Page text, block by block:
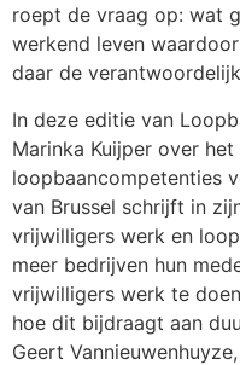
roept de vraag op: wat
werkend leven
daar de
In deze editie van
Marinka Kuijper over
loopbaancompetenties
van Brussel schrijft in
vrijwilligers werk en
meer bedrijven hun
vrijwilligers werk te
hoe dit bijdraagt aan
Geert